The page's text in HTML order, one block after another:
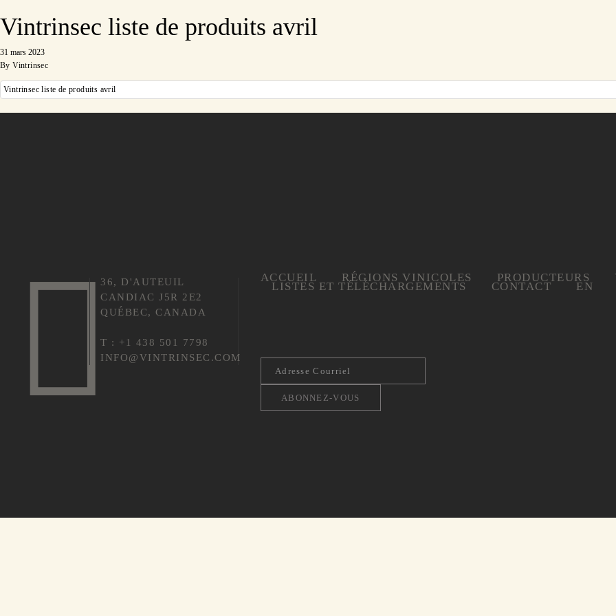
Vintrinsec liste de produits avril
31 mars 2023
ByVintrinsec
Vintrinsec liste de produits avril
36, D'AUTEUIL
CANDIAC J5R 2E2
QUÉBEC, CANADA
T : +1 438 501 7798
INFO@VINTRINSEC.COM
ACCUEIL RÉGIONS VINICOLES PRODUCTEURS
LISTES ET TÉLÉCHARGEMENTS CONTACT EN